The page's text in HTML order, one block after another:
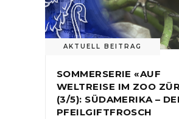
AKTUELL BEITRAG
SOMMERSERIE «AUF
WELTREISE IM ZOO
(3/5): SÜDAMERIKA –
PFEILGIFTFROSCH